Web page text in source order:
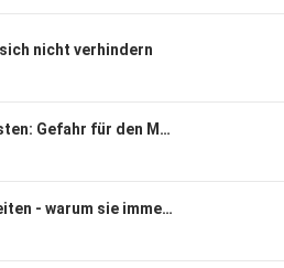
nicht verhindern
Steigende IT-Kosten: Gefahr für den Mittelstand?
Zertifikatslaufzeiten - warum sie immer kürzer werden